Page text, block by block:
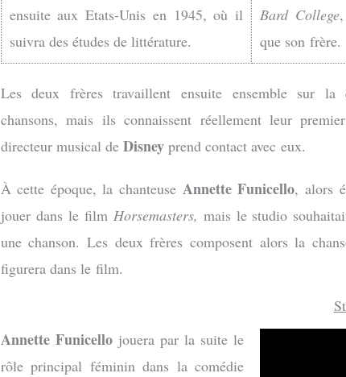
ensuite aux Etats-Unis en 1945, où il
suivra des études de littérature.
Bard College
que son frère.
Les deux frères travaillent ensuite ensemble sur la
chansons, mais ils connaissent réellement leur
directeur musical de Disneyprend contact avec eux.
À cette époque, la chanteuse Annette Funicello, alors
jouer dans le film Horsemasters, mais le studio
une chanson. Les deux frères composent alors la
figurera dans le film.
Annette Funicellojouera par la suite le
rôle principal féminin dans la comédie